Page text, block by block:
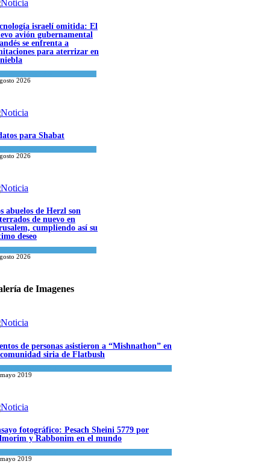
israelí omitida: El
avión gubernamental
se enfrenta a
para aterrizar en
2026
para Shabat
2026
abuelos de Herzl son
de nuevo en
cumpliendo así su
deseo
2026
de Imagenes
de personas asistieron a “Mishnathon” en
siria de Flatbush
2019
fotográfico: Pesach Sheini 5779 por
y Rabbonim en el mundo
2019